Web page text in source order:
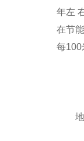
年左
在节
每100
地